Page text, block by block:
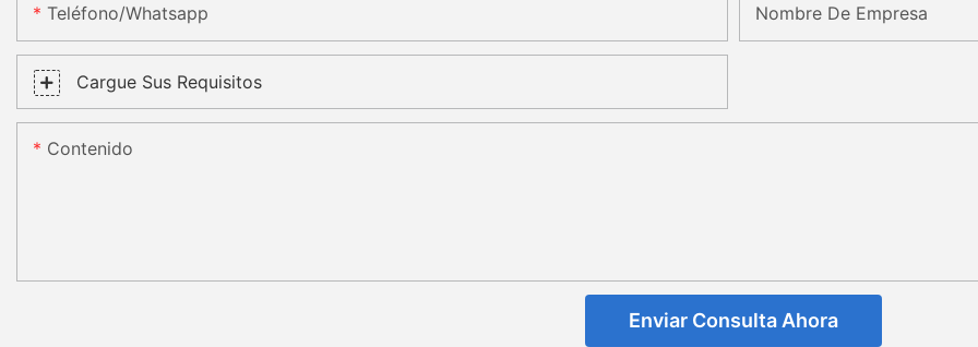
Teléfono/whatsapp Nombre De Empresa
Cargue Sus Requisitos
Contenido
Enviar Consulta Ahora